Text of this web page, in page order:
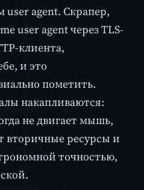
user agent. Скрапер,
user agent через TLS-
клиента,
и это
пометить.
накапливаются:
не двигает мышь,
вторичные ресурсы и
точностью,